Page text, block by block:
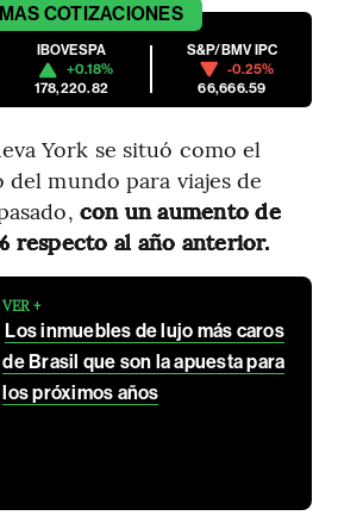
COTIZACIONES
IBOVESPA
+0.18%
178,220.82
S&P/BMV IPC
-0.25%
66,666.59
York se situó como el
mundo para viajes de
con un aumento de
respecto al año anterior.
VER +
Los inmuebles de lujo más caros
de Brasil que son la apuesta para
los próximos años